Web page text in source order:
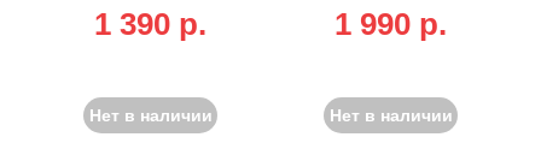
1 390 p.
Нет в наличии
1 990 p.
Нет в наличии